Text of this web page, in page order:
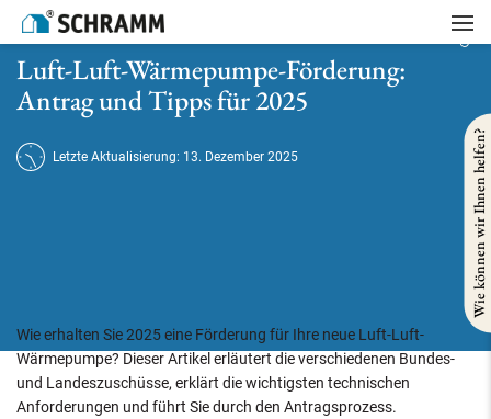
Startseite
Luft-Luft-Wärmepumpe-Förderung: Antrag und Tipps für 2025
Luft-Luft-Wärmepumpe-Förderung:
Antrag und Tipps für 2025
Letzte Aktualisierung: 13. Dezember 2025
Wie erhalten Sie 2025 eine Förderung für Ihre neue Luft-Luft-
Wärmepumpe? Dieser Artikel erläutert die verschiedenen Bundes-
und Landeszuschüsse, erklärt die wichtigsten technischen
Anforderungen und führt Sie durch den Antragsprozess.
Wie können wir Ihnen helfen?